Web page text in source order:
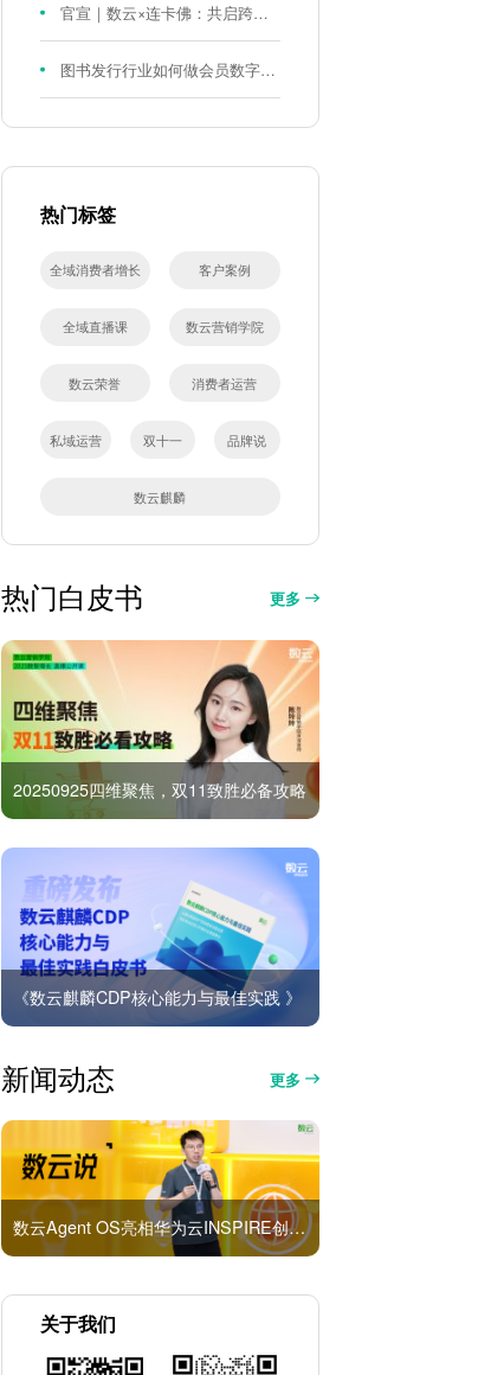
官宣｜数云×连卡佛：共启跨境会员运营新征程，重塑消费联结新体验
图书发行行业如何做会员数字化?河南新华书店给打了个样！
热门标签
全域消费者增长 客户案例
全域直播课 数云营销学院
数云荣誉 消费者运营
私域运营 双十一 品牌说
数云麒麟
热门白皮书 更多
20250925四维聚焦，双11致胜必备攻略
《数云麒麟CDP核心能力与最佳实践 》
新闻动态 更多
数云Agent OS亮相华为云INSPIRE创想者大会：以AI重构消费者运营与零售营销新范式
关于我们